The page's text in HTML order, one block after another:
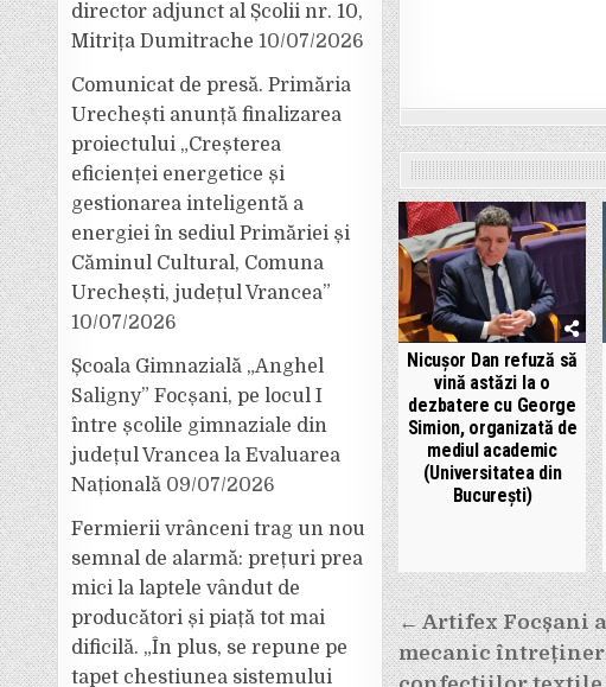
Nicușor Dan refuză să
vină astăzi la o
dezbatere cu George
Simion, organizată de
mediul academic
(Universitatea din
București)
Navigare
în
← Artifex Focșani
mecanic
director adjunct al Școlii nr. 10,
Mitrița Dumitrache 10/07/2026
Comunicat de presă. Primăria
Urechești anunță finalizarea
proiectului „Creșterea
eficienței energetice și
gestionarea inteligentă a
energiei în sediul Primăriei și
Căminul Cultural, Comuna
Urechești, județul Vrancea”
10/07/2026
Școala Gimnazială „Anghel
Saligny” Focșani, pe locul I
între școlile gimnaziale din
județul Vrancea la Evaluarea
Națională 09/07/2026
Fermierii vrânceni trag un nou
semnal de alarmă: prețuri prea
mici la laptele vândut de
producători și piață tot mai
dificilă. „În plus, se repune pe
tapet chestiunea sistemului